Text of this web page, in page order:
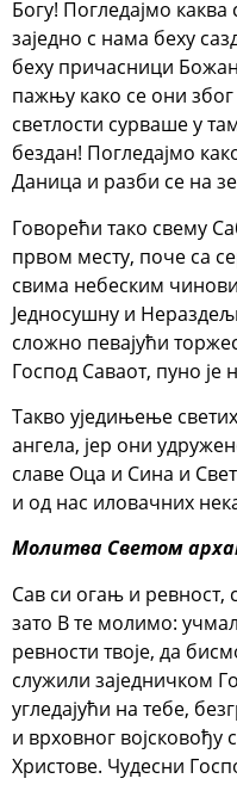
Богу! Погледајмо
заједно с нама беху
беху причасници
пажњу како се они
светлости сурваше у
бездан! Погледајмо
Даница и разби се на
Говорећи тако свему
првом месту, поче са
свима небеским
Једносушну и
сложно певајући
Господ Саваот, пуно је
Такво уједињење
ангела, јер они
славе Оца и Сина и
и од нас иловачних
Молитва Светом
Сав си огањ и ревност,
зато В те молимо:
ревности твоје, да
служили заједничком
угледајући на тебе,
и врховног војсковођу
Христове. Чудесни